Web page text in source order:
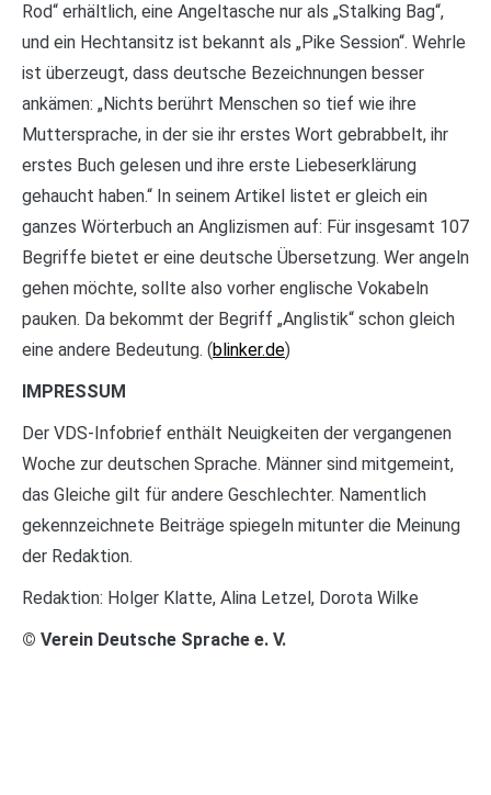
Rod“ erhältlich, eine Angeltasche nur als „Stalking Bag“,
und ein Hechtansitz ist bekannt als „Pike Session“. Wehrle
ist überzeugt, dass deutsche Bezeichnungen besser
ankämen: „Nichts berührt Menschen so tief wie ihre
Muttersprache, in der sie ihr erstes Wort gebrabbelt, ihr
erstes Buch gelesen und ihre erste Liebeserklärung
gehaucht haben.“ In seinem Artikel listet er gleich ein
ganzes Wörterbuch an Anglizismen auf: Für insgesamt 107
Begriffe bietet er eine deutsche Übersetzung. Wer angeln
gehen möchte, sollte also vorher englische Vokabeln
pauken. Da bekommt der Begriff „Anglistik“ schon gleich
eine andere Bedeutung. (blinker.de)
IMPRESSUM
Der VDS-Infobrief enthält Neuigkeiten der vergangenen
Woche zur deutschen Sprache. Männer sind mitgemeint,
das Gleiche gilt für andere Geschlechter. Namentlich
gekennzeichnete Beiträge spiegeln mitunter die Meinung
der Redaktion.
Redaktion: Holger Klatte, Alina Letzel, Dorota Wilke
© Verein Deutsche Sprache e. V.